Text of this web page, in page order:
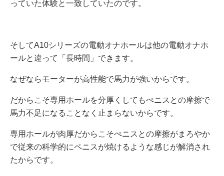
っていた体験と一致していたのです。
そしてA10シリーズの電動オナホールは他の電動オナホ
ールと違って「長時間」できます。
なぜならモーターが高性能で馬力が強いからです。
だからこそ専用ホールを分厚くしてもぺニスとの摩擦で
馬力不足になることなく止まらないからです。
専用ホールが肉厚だからこそぺニスとの摩擦がまろやか
で従来の科学的にペニスが焼けるような感じが解消され
たからです。